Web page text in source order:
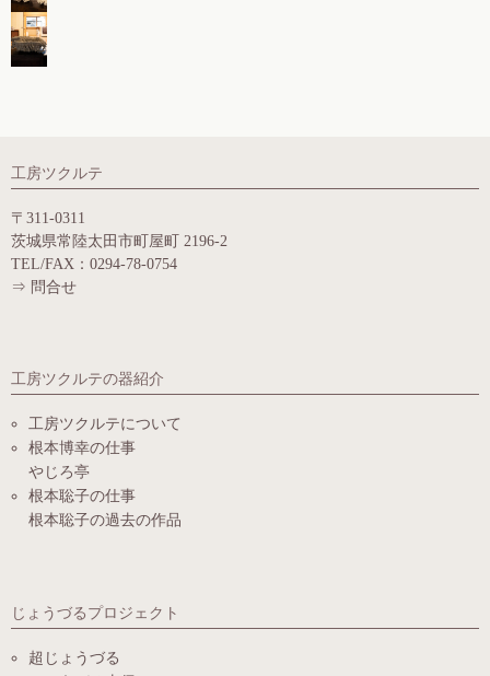
工房ツクルテ
〒311-0311
茨城県常陸太田市町屋町 2196-2
TEL/FAX：0294-78-0754
⇒ 問合せ
工房ツクルテの器紹介
工房ツクルテについて
根本博幸の仕事
やじろ亭
根本聡子の仕事
根本聡子の過去の作品
じょうづるプロジェクト
超じょうづる